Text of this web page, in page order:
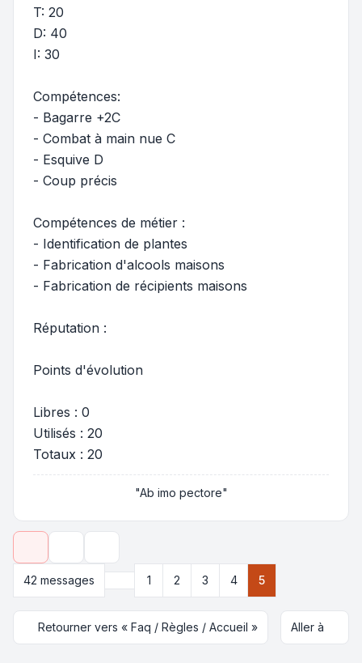
T: 20
D: 40
I: 30
Compétences:
- Bagarre +2C
- Combat à main nue C
- Esquive D
- Coup précis
Compétences de métier :
- Identification de plantes
- Fabrication d'alcools maisons
- Fabrication de récipients maisons
Réputation :
Points d'évolution
Libres : 0
Utilisés : 20
Totaux : 20
"Ab imo pectore"
42 messages
Précédente
1 2 3 4 5
Retourner vers « Faq / Règles / Accueil » Aller à